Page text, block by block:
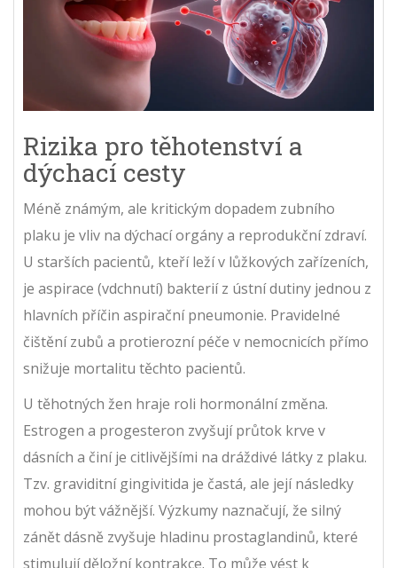
Rizika pro těhotenství a
dýchací cesty
Méně známým, ale kritickým dopadem zubního
plaku je vliv na dýchací orgány a reprodukční zdraví.
U starších pacientů, kteří leží v lůžkových zařízeních,
je aspirace (vdchnutí) bakterií z ústní dutiny jednou z
hlavních příčin aspirační pneumonie. Pravidelné
čištění zubů a protierozní péče v nemocnicích přímo
snižuje mortalitu těchto pacientů.
U těhotných žen hraje roli hormonální změna.
Estrogen a progesteron zvyšují průtok krve v
dásních a činí je citlivějšími na dráždivé látky z plaku.
Tzv. graviditní gingivitida je častá, ale její následky
mohou být vážnější. Výzkumy naznačují, že silný
zánět dásně zvyšuje hladinu prostaglandinů, které
stimulují děložní kontrakce. To může vést k